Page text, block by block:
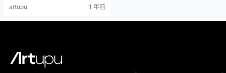
cm；横1191.5cm 《千里江山图》卷
创作于政和三年（1113年），现藏
artupu 1 年前